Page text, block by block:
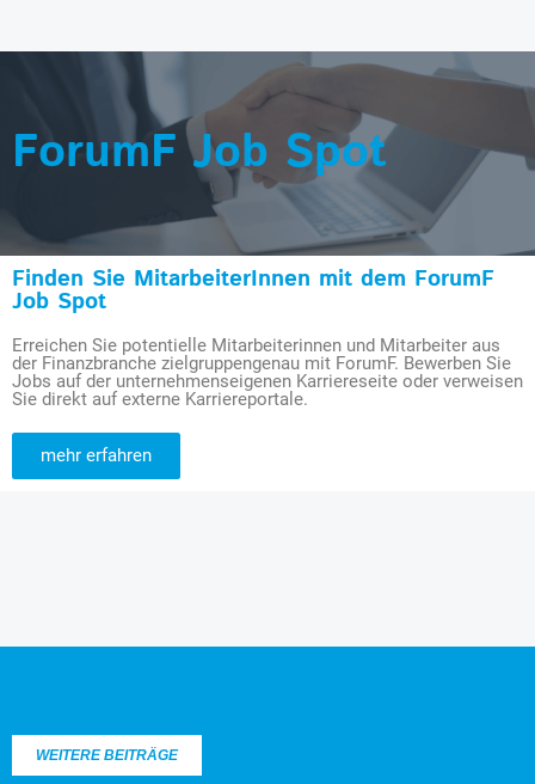
ForumF Job Spot
Finden Sie MitarbeiterInnen mit dem ForumF
Job Spot
Erreichen Sie potentielle Mitarbeiterinnen und Mitarbeiter aus
der Finanzbranche zielgruppengenau mit ForumF. Bewerben Sie
Jobs auf der unternehmenseigenen Karriereseite oder verweisen
Sie direkt auf externe Karriereportale.
mehr erfahren
WEITERE BEITRÄGE